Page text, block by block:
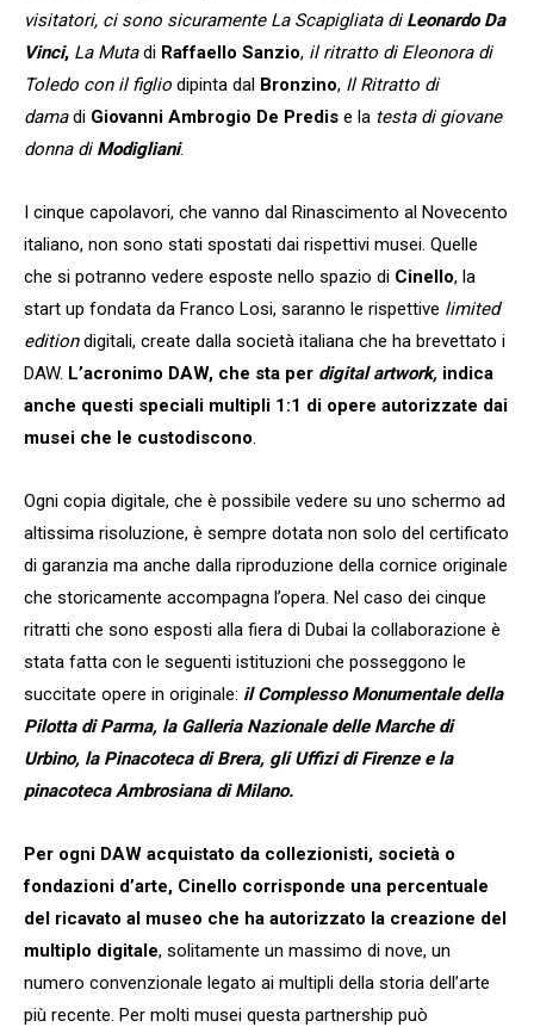
visitatori, ci sono sicuramente La Scapigliata di Leonardo Da
Vinci, La Muta di Raffaello Sanzio, il ritratto di Eleonora di
Toledo con il figlio dipinta dal Bronzino, Il Ritratto di
damadi Giovanni Ambrogio De Predis e la testa di giovane
donna di Modigliani.
I cinque capolavori, che vanno dal Rinascimento al Novecento
italiano, non sono stati spostati dai rispettivi musei. Quelle
che si potranno vedere esposte nello spazio di Cinello, la
start up fondata da Franco Losi, saranno le rispettive limited
editiondigitali, create dalla società italiana che ha brevettato i
DAW. L’acronimo DAW, che sta per digital artwork, indica
anche questi speciali multipli 1:1 di opere autorizzate dai
musei che le custodiscono.
Ogni copia digitale, che è possibile vedere su uno schermo ad
altissima risoluzione, è sempre dotata non solo del certificato
di garanzia ma anche dalla riproduzione della cornice originale
che storicamente accompagna l’opera. Nel caso dei cinque
ritratti che sono esposti alla fiera di Dubai la collaborazione è
stata fatta con le seguenti istituzioni che posseggono le
succitate opere in originale: il Complesso Monumentale della
Pilottadi Parma, la Galleria Nazionale delle Marche di
Urbino, la Pinacoteca di Brera, gli Uffizi di Firenze e la
pinacoteca Ambrosiana di Milano.
Per ogni DAW acquistato da collezionisti, società o
fondazioni d’arte, Cinello corrisponde una percentuale
del ricavato al museo che ha autorizzato la creazione del
multiplo digitale, solitamente un massimo di nove, un
numero convenzionale legato ai multipli della storia dell’arte
più recente. Per molti musei questa partnership può